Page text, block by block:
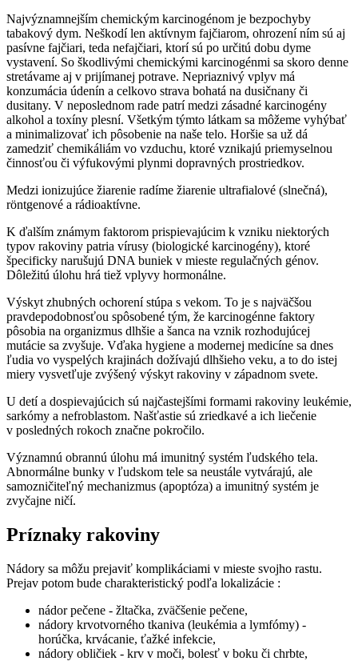
Najvýznamnejším chemickým karcinogénom je bezpochyby
tabakový dym. Neškodí len aktívnym fajčiarom, ohrození ním sú aj
pasívne fajčiari, teda nefajčiari, ktorí sú po určitú dobu dyme
vystavení. So škodlivými chemickými karcinogénmi sa skoro denne
stretávame aj v prijímanej potrave. Nepriaznivý vplyv má
konzumácia údenín a celkovo strava bohatá na dusičnany či
dusitany. V neposlednom rade patrí medzi zásadné karcinogény
alkohol a toxíny plesní. Všetkým týmto látkam sa môžeme vyhýbať
a minimalizovať ich pôsobenie na naše telo. Horšie sa už dá
zamedziť chemikáliám vo vzduchu, ktoré vznikajú priemyselnou
činnosťou či výfukovými plynmi dopravných prostriedkov.
Medzi ionizujúce žiarenie radíme žiarenie ultrafialové (slnečná),
röntgenové a rádioaktívne.
K ďalším známym faktorom prispievajúcim k vzniku niektorých
typov rakoviny patria vírusy (biologické karcinogény), ktoré
špecificky narušujú DNA buniek v mieste regulačných génov.
Dôležitú úlohu hrá tiež vplyvy hormonálne.
Výskyt zhubných ochorení stúpa s vekom. To je s najväčšou
pravdepodobnosťou spôsobené tým, že karcinogénne faktory
pôsobia na organizmus dlhšie a šanca na vznik rozhodujúcej
mutácie sa zvyšuje. Vďaka hygiene a modernej medicíne sa dnes
ľudia vo vyspelých krajinách dožívajú dlhšieho veku, a to do istej
miery vysvetľuje zvýšený výskyt rakoviny v západnom svete.
U detí a dospievajúcich sú najčastejšími formami rakoviny leukémie,
sarkómy a nefroblastom. Našťastie sú zriedkavé a ich liečenie
v posledných rokoch značne pokročilo.
Významnú obrannú úlohu má imunitný systém ľudského tela.
Abnormálne bunky v ľudskom tele sa neustále vytvárajú, ale
samozničiteľný mechanizmus (apoptóza) a imunitný systém je
zvyčajne ničí.
Príznaky rakoviny
Nádory sa môžu prejaviť komplikáciami v mieste svojho rastu.
Prejav potom bude charakteristický podľa lokalizácie :
nádor pečene - žltačka, zväčšenie pečene,
nádory krvotvorného tkaniva (leukémia a lymfómy) -
horúčka, krvácanie, ťažké infekcie,
nádory obličiek - krv v moči, bolesť v boku či chrbte,